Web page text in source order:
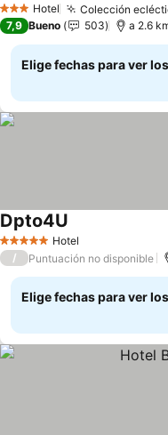
3 Estrellas
Hotel Colección
7,9 Bueno 503 a 2.6
Elige fechas para ver
5 Estrellas Hotel
Dpto4U
/ Puntuación no disponible
Elige fechas para ver